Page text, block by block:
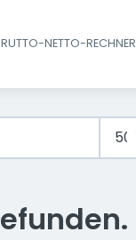
NETTO-RECHNER